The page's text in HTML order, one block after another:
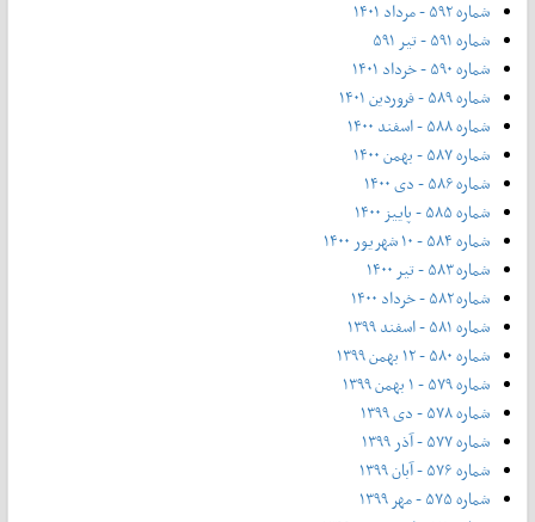
شماره ۵۹۲ - مرداد ۱۴۰۱
شماره ۵۹۱ - تیر ۵۹۱
شماره ۵۹۰ - خرداد ۱۴۰۱
شماره ۵۸۹ - فروردین ۱۴۰۱
شماره ۵۸۸ - اسفند ۱۴۰۰
شماره ۵۸۷ - بهمن ۱۴۰۰
شماره ۵۸۶ - دی ۱۴۰۰
شماره ۵۸۵ - پاییز ۱۴۰۰
شماره ۵۸۴ - ۱۰ شهریور ۱۴۰۰
شماره ۵۸۳ - تیر ۱۴۰۰
شماره ۵۸۲ - خرداد ۱۴۰۰
شماره ۵۸۱ - اسفند ۱۳۹۹
شماره ۵۸۰ - ۱۲ بهمن ۱۳۹۹
شماره ۵۷۹ - ۱ بهمن ۱۳۹۹
شماره ۵۷۸ - دی ۱۳۹۹
شماره ۵۷۷ - آذر ۱۳۹۹
شماره ۵۷۶ - آبان ۱۳۹۹
شماره ۵۷۵ - مهر ۱۳۹۹